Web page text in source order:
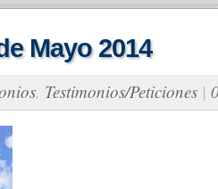
Mayo 2014
, Testimonios/Peticiones |